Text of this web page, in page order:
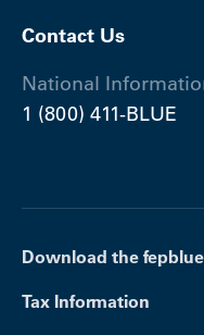
Contact Us
National
1 (800) 411-BLUE
Download the
Tax Information